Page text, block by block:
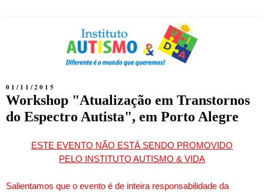
01/11/2015
Workshop "Atualização em Transtornos
do Espectro Autista", em Porto Alegre
ESTE EVENTO NÃO ESTÁ SENDO PROMOVIDO
PELO INSTITUTO AUTISMO & VIDA
Salientamos que o evento é de inteira responsabilidade da